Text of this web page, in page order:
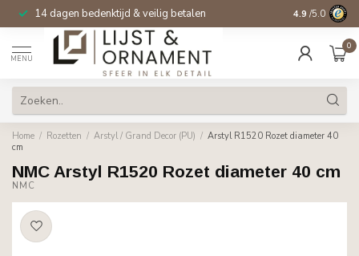
14 dagen bedenktijd & veilig betalen 4.9 /5.0
MENU
0
Home / Rozetten / Arstyl / Grand Decor (PU) / Arstyl R1520 Rozet diameter 40
cm
NMC Arstyl R1520 Rozet diameter 40 cm
NMC